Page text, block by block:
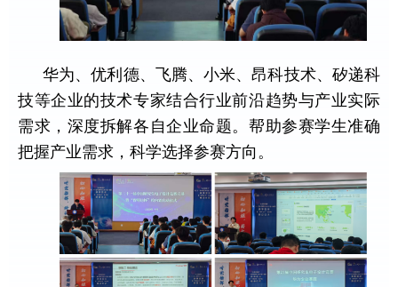
华为、优利德、飞腾、小米、昂科技术、矽递科
技等企业的技术专家结合行业前沿趋势与产业实际
需求，深度拆解各自企业命题。帮助参赛学生准确
把握产业需求，科学选择参赛方向。